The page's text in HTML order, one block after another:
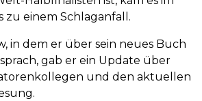
zu einem Schlaganfall.
in dem er über sein neues Buch
gab er ein Update über
und den aktuellen